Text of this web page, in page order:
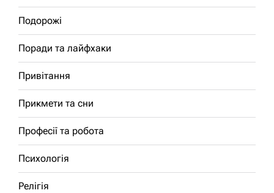
Подорожі
Поради та лайфхаки
Привітання
Прикмети та сни
Професії та робота
Психологія
Релігія